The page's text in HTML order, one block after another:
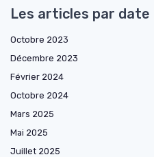
Les articles par date
Octobre 2023
Décembre 2023
Février 2024
Octobre 2024
Mars 2025
Mai 2025
Juillet 2025